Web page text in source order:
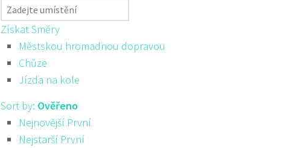
Získat Směry
Městskou hromadnou dopravou
Chůze
Jízda na kole
Sort by: Ověřeno
Nejnovější První
Nejstarší První